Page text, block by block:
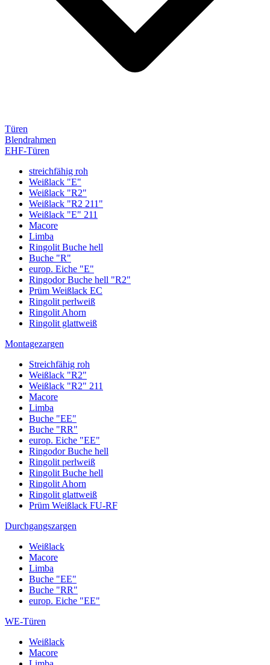
Türen
Blendrahmen
EHF-Türen
streichfähig roh
Weißlack "E"
Weißlack "R2"
Weißlack "R2 211"
Weißlack "E" 211
Macore
Limba
Ringolit Buche hell
Buche "R"
europ. Eiche "E"
Ringodor Buche hell "R2"
Prüm Weißlack EC
Ringolit perlweiß
Ringolit Ahorn
Ringolit glattweiß
Montagezargen
Streichfähig roh
Weißlack "R2"
Weißlack "R2" 211
Macore
Limba
Buche "EE"
Buche "RR"
europ. Eiche "EE"
Ringodor Buche hell
Ringolit perlweiß
Ringolit Buche hell
Ringolit Ahorn
Ringolit glattweiß
Prüm Weißlack FU-RF
Durchgangszargen
Weißlack
Macore
Limba
Buche "EE"
Buche "RR"
europ. Eiche "EE"
WE-Türen
Weißlack
Macore